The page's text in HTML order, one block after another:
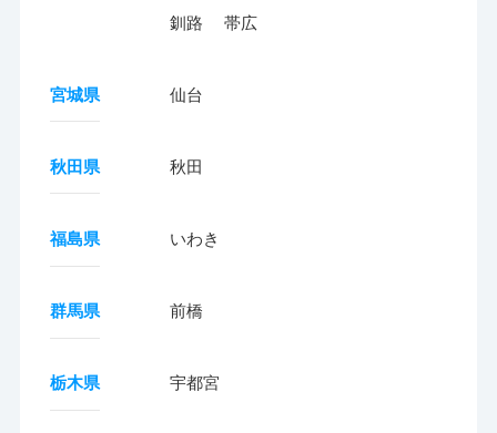
釧路 帯広
宮城県 仙台
秋田県 秋田
福島県 いわき
群馬県 前橋
栃木県 宇都宮